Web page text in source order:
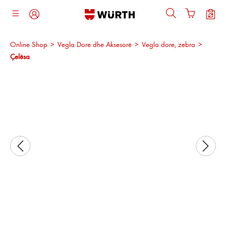
kryesore
Online Shop > Vegla Dore dhe Aksesorë > Vegla dore, zebra >
Çelësa